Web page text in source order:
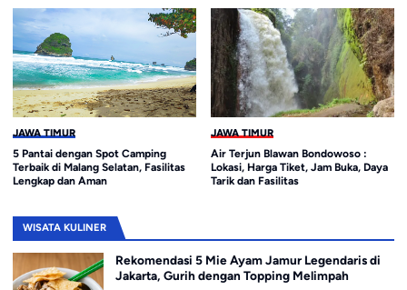
JAWA TIMUR
5 Pantai dengan Spot Camping
Terbaik di Malang Selatan, Fasilitas
Lengkap dan Aman
JAWA TIMUR
Air Terjun Blawan Bondowoso :
Lokasi, Harga Tiket, Jam Buka, Daya
Tarik dan Fasilitas
WISATA KULINER
Rekomendasi 5 Mie Ayam Jamur Legendaris di
Jakarta, Gurih dengan Topping Melimpah